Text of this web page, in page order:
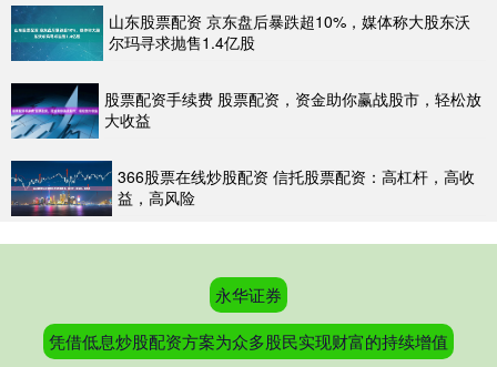
山东股票配资 京东盘后暴跌超10%，媒体称大股东沃
尔玛寻求抛售1.4亿股
股票配资手续费 股票配资，资金助你赢战股市，轻松放
大收益
366股票在线炒股配资 信托股票配资：高杠杆，高收
益，高风险
永华证券
凭借低息炒股配资方案为众多股民实现财富的持续增值